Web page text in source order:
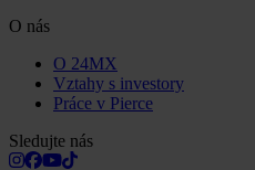
O nás
O 24MX
Vztahy s investory
Práce v Pierce
Sledujte nás